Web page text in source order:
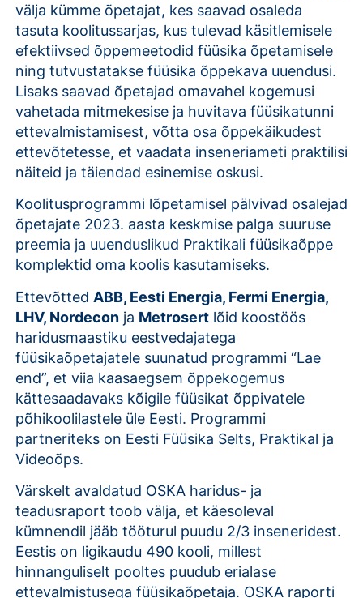
välja kümme õpetajat, kes saavad osaleda
tasuta koolitussarjas, kus tulevad käsitlemisele
efektiivsed õppemeetodid füüsika õpetamisele
ning tutvustatakse füüsika õppekava uuendusi.
Lisaks saavad õpetajad omavahel kogemusi
vahetada mitmekesise ja huvitava füüsikatunni
ettevalmistamisest, võtta osa õppekäikudest
ettevõtetesse, et vaadata inseneriameti praktilisi
näiteid ja täiendad esinemise oskusi.
Koolitusprogrammi lõpetamisel pälvivad osalejad
õpetajate 2023. aasta keskmise palga suuruse
preemia ja uuenduslikud Praktikali füüsikaõppe
komplektid oma koolis kasutamiseks.
Ettevõtted ABB, Eesti Energia, Fermi Energia,
LHV, Nordeconja Metrosertlõid koostöös
haridusmaastiku eestvedajatega
füüsikaõpetajatele suunatud programmi “Lae
end”, et viia kaasaegsem õppekogemus
kättesaadavaks kõigile füüsikat õppivatele
põhikoolilastele üle Eesti. Programmi
partneriteks on Eesti Füüsika Selts, Praktikal ja
Videoõps.
Värskelt avaldatud OSKA haridus- ja
teadusraport toob välja, et käesoleval
kümnendil jääb tööturul puudu 2/3 inseneridest.
Eestis on ligikaudu 490 kooli, millest
hinnanguliselt pooltes puudub erialase
ettevalmistusega füüsikaõpetaja. OSKA raporti